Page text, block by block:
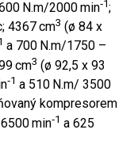
N.m/2000 min‑1;
4367 cm3 (ø 84 x
a 700 N.m/1750 –
cm3 (ø 92,5 x 93
‑1 a 510 N.m/ 3500
kompresorem
min‑1 a 625